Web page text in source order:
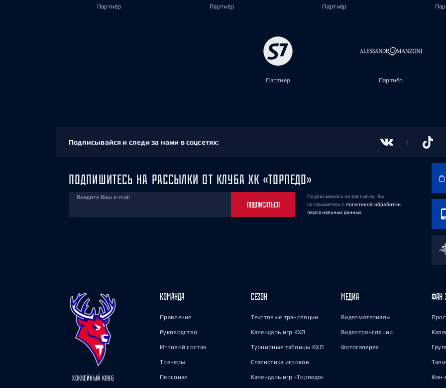
Партнёр Партнёр Партнёр
Партнёр Партнёр
Подписывайся и следи за нами в соцсетях:
ПОДПИШИТЕСЬ НА РАССЫЛКИ ОТ КЛУБА ХК «ТОРПЕДО»
Введите Ваш e-mail
ПОДПИСАТЬСЯ
Подписываясь на рассылку, Вы
соглашаетесь с политикой обработки
персональных данных
ХОККЕЙНЫЙ КЛУБ
КОМАНДА
Правление
Руководство
Игровой состав
Тренеры
Персонал
СЕЗОН
Текстовые трансляции
Календарь игр КХЛ
Турнирные таблицы КХЛ
Статистика игроков
Календарь игр «Торпедо»
МЕДИА
Видеоматериалы
Видеотрансляции
Фотогалерея
ФАН-
Фан-